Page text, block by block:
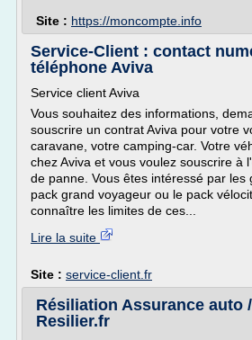
Site : https://moncompte.info
Service-Client : contact
téléphone Aviva
Service client Aviva
Vous souhaitez des informations,
souscrire un contrat Aviva pour votre
caravane, votre camping-car. Votre
chez Aviva et vous voulez souscrire à
de panne. Vous êtes intéressé par les
pack grand voyageur ou le pack
connaître les limites de ces...
Lire la suite
Site : service-client.fr
Résiliation Assurance auto
Resilier.fr